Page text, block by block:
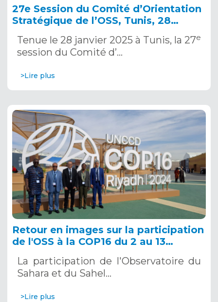
27e Session du Comité d’Orientation
Stratégique de l’OSS, Tunis, 28
Tenue le 28 janvier 2025 à Tunis, la 27e
session du Comité d’…
>Lire plus
Retour en images sur la participation
de l'OSS à la COP16 du 2 au 13
Saoudite
La participation de l'Observatoire du
Sahara et du Sahel…
>Lire plus